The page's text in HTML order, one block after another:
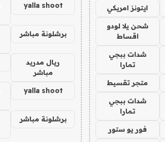
ايتونز امريكي
شحن يلا لودو
اقساط
شدات ببجي
تمارا
متجر تقسيط
شدات ببجي
تمارا
فور يو ستور
yalla shoot
برشلونة مباشر
ريال مدريد
مباشر
yalla shoot
برشلونة مباشر